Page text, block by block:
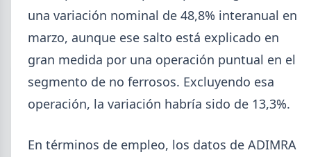
una variación nominal de 48,8% interanual en
marzo, aunque ese salto está explicado en
gran medida por una operación puntual en el
segmento de no ferrosos. Excluyendo esa
operación, la variación habría sido de 13,3%.
En términos de empleo, los datos de ADIMRA